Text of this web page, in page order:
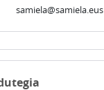
samiela@samiela.eus